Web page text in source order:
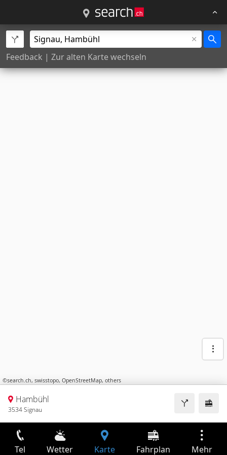
Feedback | Zur alten Karte wechseln
©search.ch, swisstopo, OpenStreetMap, others
Hambühl
3534 Signau
Tel Wetter Karte Fahrplan Mehr